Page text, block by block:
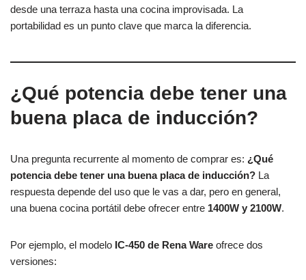
desde una terraza hasta una cocina improvisada. La
portabilidad es un punto clave que marca la diferencia.
¿Qué potencia debe tener una
buena placa de inducción?
Una pregunta recurrente al momento de comprar es: ¿Qué
potencia debe tener una buena placa de inducción? La
respuesta depende del uso que le vas a dar, pero en general,
una buena cocina portátil debe ofrecer entre 1400W y 2100W.
Por ejemplo, el modelo IC-450 de Rena Ware ofrece dos
versiones: